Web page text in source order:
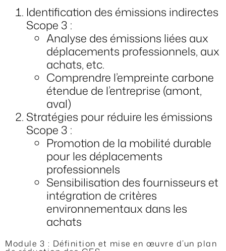
Identification des émissions indirectes
Scope 3 :
Analyse des émissions liées aux
déplacements professionnels, aux
achats, etc.
Comprendre l’empreinte carbone
étendue de l’entreprise (amont,
aval)
Stratégies pour réduire les émissions
Scope 3 :
Promotion de la mobilité durable
pour les déplacements
professionnels
Sensibilisation des fournisseurs et
intégration de critères
environnementaux dans les
achats
Module 3 : Définition et mise en œuvre d’un plan